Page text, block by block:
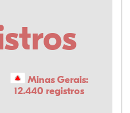
Minas Gerais:
12.440 registros